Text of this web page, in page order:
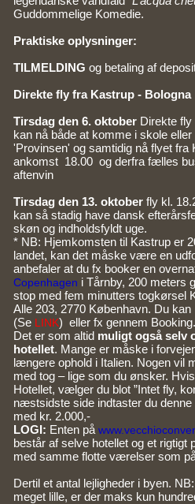
Guddommelige Komedie.
Praktiske oplysninger:
TILMELDING og betaling af
Direkte fly fra Kastrup - Bologna
Tirsdag den 6. oktober Direkte
kan nå både at komme i skole
'Provinsen' og samtidig nå flyet
ankomst 18.00 og derfra fælles
aftenvin
Tirsdag den 13. oktober fly kl.
kan så stadig have dansk
skøn og indholdsfyldt uge.
* NB: Hjemkomsten til Kastrup er
landet, kan det måske være en
anbefaler at du fx booker en
Copenhagen i Tårnby, 200 meters
stop med fem minutters togkørsel
Alle 203, 2770 København. Du
(Se
LINK) eller fx gennem
Det er som altid muligt også selv
hotellet. Mange er måske i
længere ophold i Italien. Nogen vil
med tog – lige som du ønsker.
Hotellet, vælger du blot ”Intet fly,
næstsidste side indtaster du
med kr. 2.000,-
LOGI: Enten på
består af selve hotellet og et
med samme flotte værelser som
Dertil et antal lejligheder i byen.
meget lille, er der maks kun